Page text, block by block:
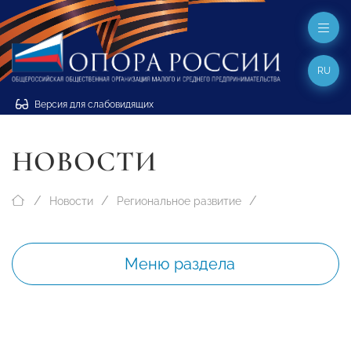
Версия для слабовидящих
RU
НОВОСТИ
Новости Региональное развитие
Меню раздела